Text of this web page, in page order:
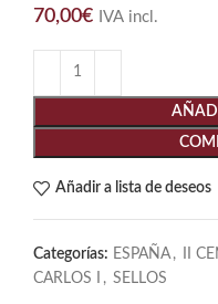
70,00€ IVA incl.
Añadir a lista de deseos
Categorías: ESPAÑA , II
CARLOS I
, SELLOS